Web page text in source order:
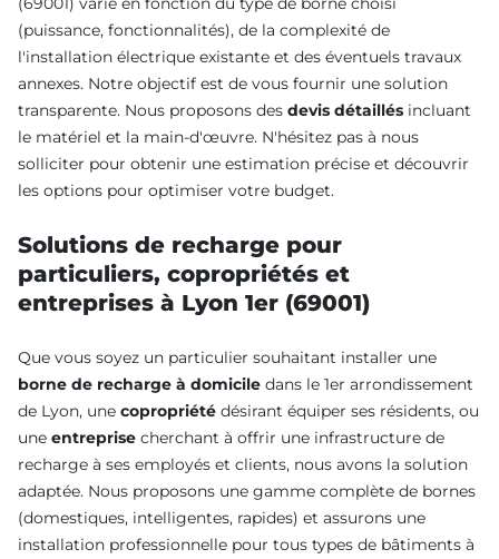
(puissance, fonctionnalités), de la complexité de
l'installation électrique existante et des éventuels travaux
annexes. Notre objectif est de vous fournir une solution
transparente. Nous proposons des devis détaillés incluant
le matériel et la main-d'œuvre. N'hésitez pas à nous
solliciter pour obtenir une estimation précise et découvrir
les options pour optimiser votre budget.
Solutions de recharge pour
particuliers, copropriétés et
entreprises à Lyon 1er (69001)
Que vous soyez un particulier souhaitant installer une
borne de recharge à domicile dans le 1er arrondissement
de Lyon, une copropriété désirant équiper ses résidents, ou
une entreprise cherchant à offrir une infrastructure de
recharge à ses employés et clients, nous avons la solution
adaptée. Nous proposons une gamme complète de bornes
(domestiques, intelligentes, rapides) et assurons une
installation professionnelle pour tous types de bâtiments à